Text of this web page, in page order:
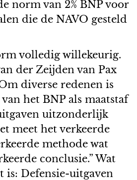
norm van 2% BNP voor
die de NAVO gesteld
volledig willekeurig.
der Zeijden van Pax
diverse redenen is
het BNP als maatstaf
uitzonderlijk
meet het verkeerde
methode wat
conclusie.” Wat
is: Defensie-uitgaven